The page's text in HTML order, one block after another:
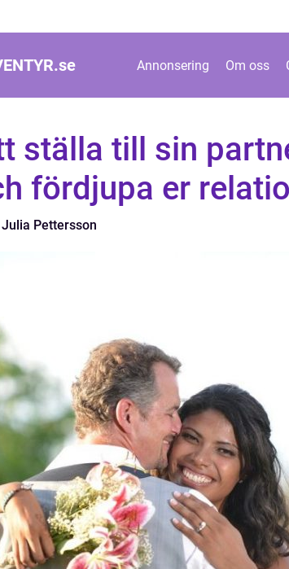
se Annonsering Om oss
ställa till sin
fördjupa er
Julia Pettersson